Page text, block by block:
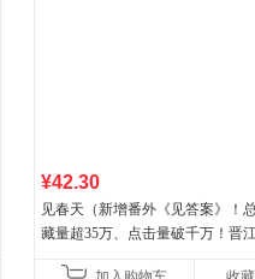
¥42.30
见春天（新增番外《见答案》！
藏量超35万、点击量破千万！晋